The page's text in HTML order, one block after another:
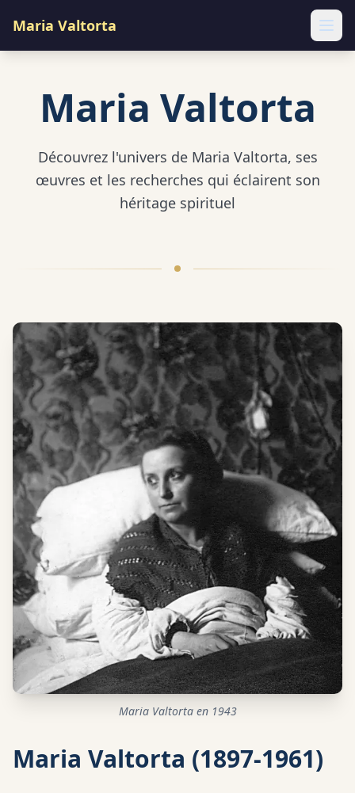
Maria Valtorta
Maria Valtorta
Découvrez l'univers de Maria Valtorta, ses
œuvres et les recherches qui éclairent son
héritage spirituel
Maria Valtorta (1897-1961)
Maria Valtorta en 1943